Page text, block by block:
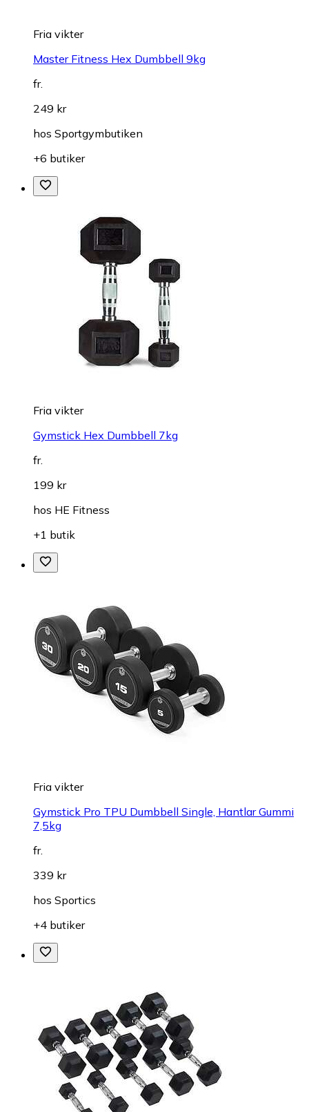
Fria vikter
Master Fitness Hex Dumbbell 9kg
fr.
249 kr
hos Sportgymbutiken
+6 butiker
Fria vikter
Gymstick Hex Dumbbell 7kg
fr.
199 kr
hos HE Fitness
+1 butik
Fria vikter
Gymstick Pro TPU Dumbbell Single, Hantlar Gummi
7,5kg
fr.
339 kr
hos Sportics
+4 butiker